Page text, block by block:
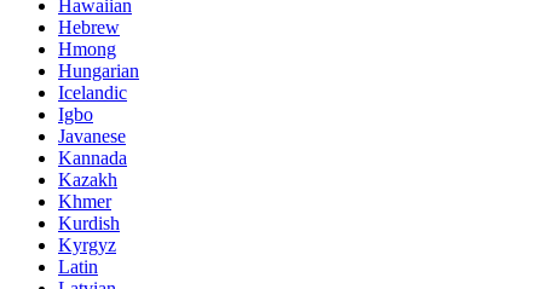
Hawaiian
Hebrew
Hmong
Hungarian
Icelandic
Igbo
Javanese
Kannada
Kazakh
Khmer
Kurdish
Kyrgyz
Latin